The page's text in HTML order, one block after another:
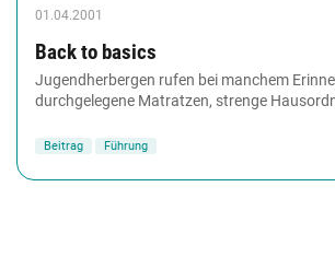
01.04.2001
Back to basics
Jugendherbergen rufen bei manchem
durchgelegene Matratzen, strenge
Beitrag Führung